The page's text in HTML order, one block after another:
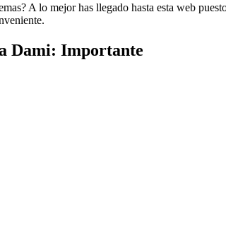
A lo mejor has llegado hasta esta web
Dami: Importante